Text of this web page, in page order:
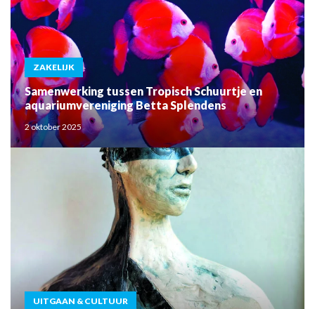
ZAKELIJK
Samenwerking tussen Tropisch Schuurtje en
aquariumvereniging Betta Splendens
2 oktober 2025
UITGAAN & CULTUUR